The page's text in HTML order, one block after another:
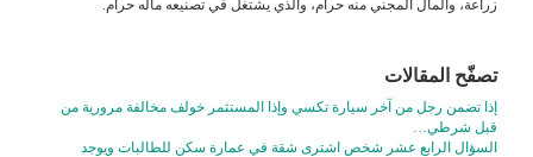
زراعة، والمال المجني منه حرام، والذي يشتغل في تصنيعه ماله حرام.
تصفّح المقالات
إذا تضمن رجل من آخر سيارة تكسي وإذا المستثمر خولف مخالفة مرورية من
قبل شرطي…
السؤال الرابع عشر شخص اشترى شقة في عمارة سكن للطالبات ويوجد